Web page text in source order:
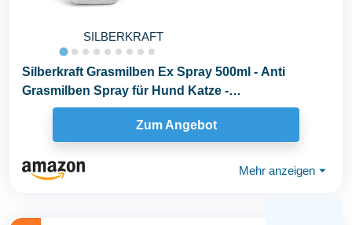
SILBERKRAFT
Silberkraft Grasmilben Ex Spray 500ml - Anti
Grasmilben Spray für Hund Katze -
Grasmilbenbefall...
Zum Angebot
Mehr anzeigen ⏷